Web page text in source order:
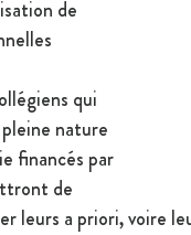
de
qui
nature
financés par
de
leurs a priori, voire